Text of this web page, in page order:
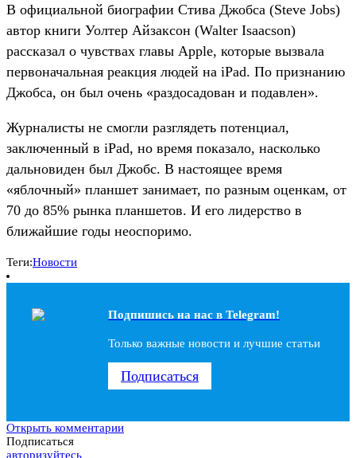
В официальной биографии Стива Джобса (Steve Jobs)
автор книги Уолтер Айзаксон (Walter Isaacson)
рассказал о чувствах главы Apple, которые вызвала
первоначальная реакция людей на iPad. По признанию
Джобса, он был очень «раздосадован и подавлен».
Журналисты не смогли разглядеть потенциал,
заключенный в iPad, но время показало, насколько
дальновиден был Джобс. В настоящее время
«яблочный» планшет занимает, по разным оценкам, от
70 до 85% рынка планшетов. И его лидерство в
ближайшие годы неоспоримо.
Теги:Новости
Подпишись на наc в Telegram!
Только важные новости и лучшие статьи
Подписаться
Открыть комментарии
Подписаться
авторизуйтесь